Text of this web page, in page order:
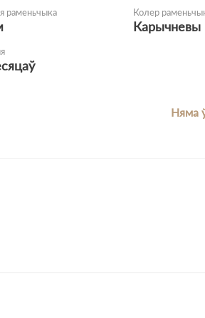
раменьчыка Колер
Карычневы
Няма